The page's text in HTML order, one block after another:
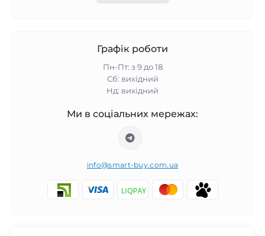
Графік роботи
Пн-Пт: з 9 до 18
Сб: вихідний
Нд: вихідний
Ми в соціальних мережах:
info@smart-buy.com.ua